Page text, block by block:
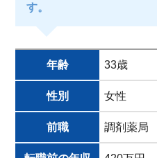
す。
年齢 33歳
性別 女性
前職 調剤薬局